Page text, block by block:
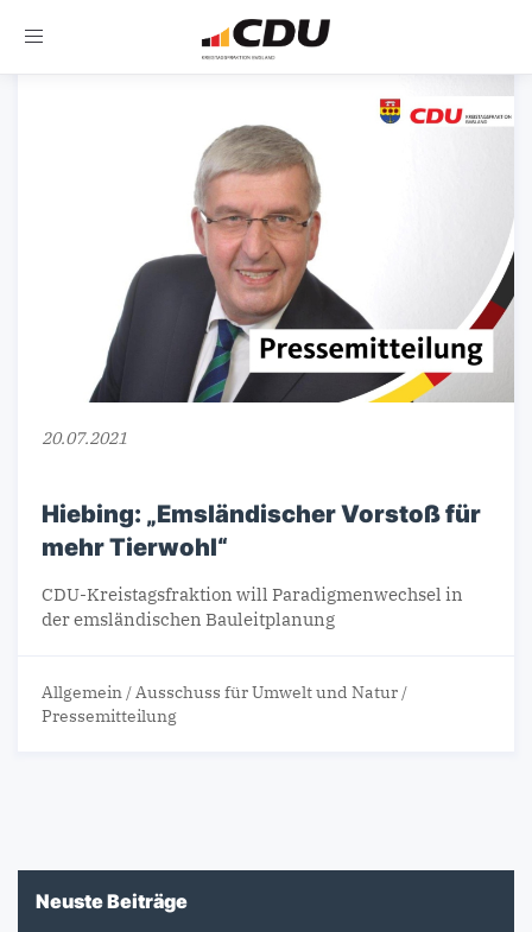
Toggle
20.07.2021
Hiebing: „Emsländischer Vorstoß für
mehr Tierwohl“
CDU-Kreistagsfraktion will Paradigmenwechsel in
der emsländischen Bauleitplanung
Allgemein /Ausschuss für Umwelt und Natur /
Pressemitteilung
Neuste Beiträge